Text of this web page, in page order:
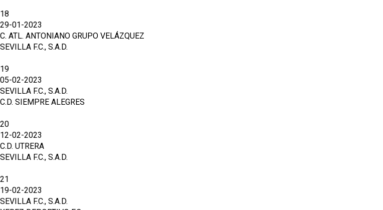
18
29-01-2023
C. ATL. ANTONIANO GRUPO VELÁZQUEZ
SEVILLA F.C., S.A.D.
19
05-02-2023
SEVILLA F.C., S.A.D.
C.D. SIEMPRE ALEGRES
20
12-02-2023
C.D. UTRERA
SEVILLA F.C., S.A.D.
21
19-02-2023
SEVILLA F.C., S.A.D.